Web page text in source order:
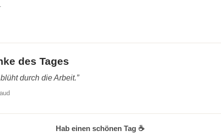
des Tages
durch die Arbeit.”
Hab einen schönen Tag ☕